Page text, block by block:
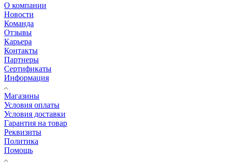
О компании
Новости
Команда
Отзывы
Карьера
Контакты
Партнеры
Сертификаты
Информация
Магазины
Условия оплаты
Условия доставки
Гарантия на товар
Реквизиты
Политика
Помощь